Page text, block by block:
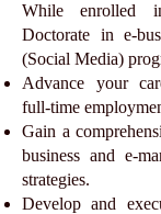
While enrolled
Doctorate in e-
(Social Media)
Advance your
full-time
Gain a
business and e-
strategies.
Develop and